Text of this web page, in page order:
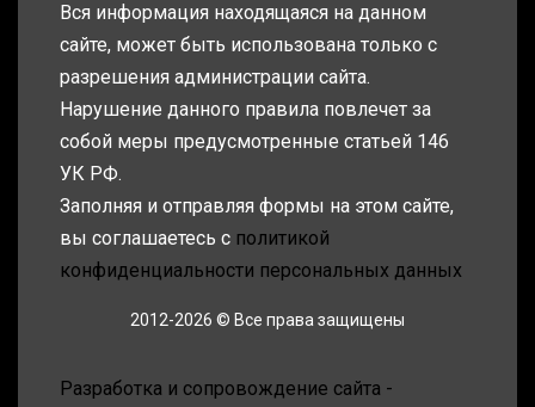
Вся информация находящаяся на данном
сайте, может быть использована только с
разрешения администрации сайта.
Нарушение данного правила повлечет за
собой меры предусмотренные статьей 146
УК РФ.
Заполняя и отправляя формы на этом сайте,
вы соглашаетесь с политикой
конфиденциальности персональных данных
2012-2026 © Все права защищены
Разработка и сопровождение сайта -